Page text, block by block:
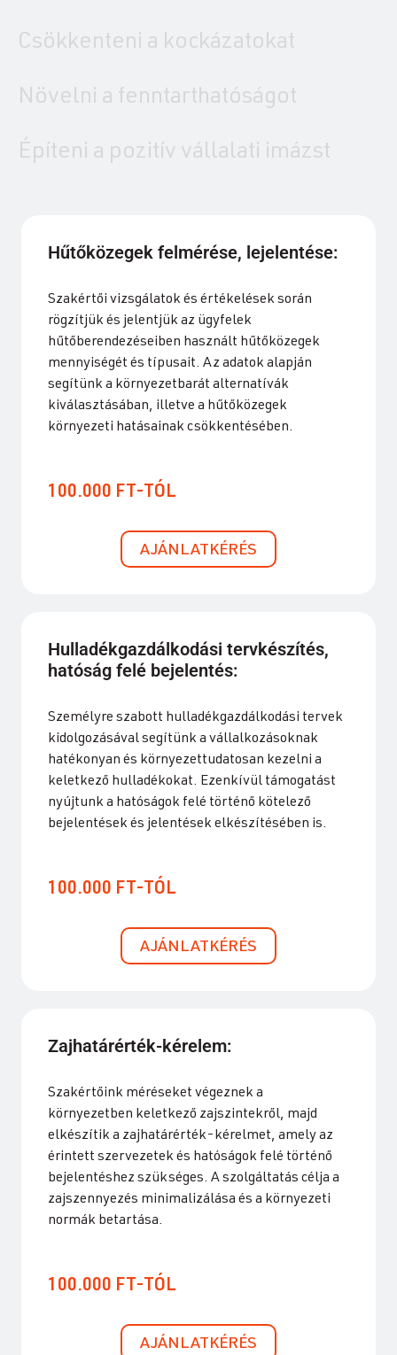
Csökkenteni a kockázatokat
Növelni a fenntarthatóságot
Építeni a pozitív vállalati imázst
Hűtőközegek felmérése, lejelentése:
Szakértői vizsgálatok és értékelések során
rögzítjük és jelentjük az ügyfelek
hűtőberendezéseiben használt hűtőközegek
mennyiségét és típusait. Az adatok alapján
segítünk a környezetbarát alternatívák
kiválasztásában, illetve a hűtőközegek
környezeti hatásainak csökkentésében.
100.000 FT-TÓL
AJÁNLATKÉRÉS
Hulladékgazdálkodási tervkészítés,
hatóság felé bejelentés:
Személyre szabott hulladékgazdálkodási tervek
kidolgozásával segítünk a vállalkozásoknak
hatékonyan és környezettudatosan kezelni a
keletkező hulladékokat. Ezenkívül támogatást
nyújtunk a hatóságok felé történő kötelező
bejelentések és jelentések elkészítésében is.
100.000 FT-TÓL
AJÁNLATKÉRÉS
Zajhatárérték-kérelem:
Szakértőink méréseket végeznek a
környezetben keletkező zajszintekről, majd
elkészítik a zajhatárérték-kérelmet, amely az
érintett szervezetek és hatóságok felé történő
bejelentéshez szükséges. A szolgáltatás célja a
zajszennyezés minimalizálása és a környezeti
normák betartása.
100.000 FT-TÓL
AJÁNLATKÉRÉS